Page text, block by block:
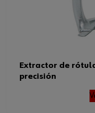
Extractor de
precisión